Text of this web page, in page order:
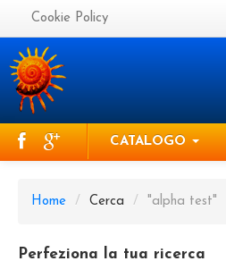
Cookie Policy
CATALOGO
Home / Cerca / "alpha test"
Perfeziona la tua ricerca